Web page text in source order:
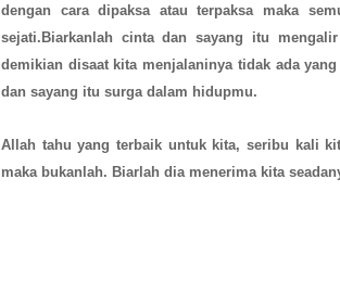
dengan cara dipaksa atau terpaksa maka
sejati.Biarkanlah cinta dan sayang itu
demikian disaat kita menjalaninya tidak ada
dan sayang itu surga dalam hidupmu.
Allah tahu yang terbaik untuk kita, seribu kali
maka bukanlah. Biarlah dia menerima kita